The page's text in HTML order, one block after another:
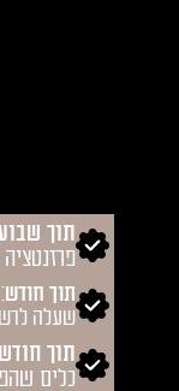
תוך
פרזנטציה
תוך חודש
שעלה
תוך
כלים